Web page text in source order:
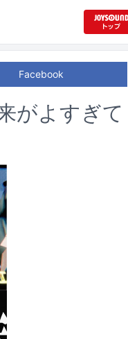
Facebook
がよすぎて